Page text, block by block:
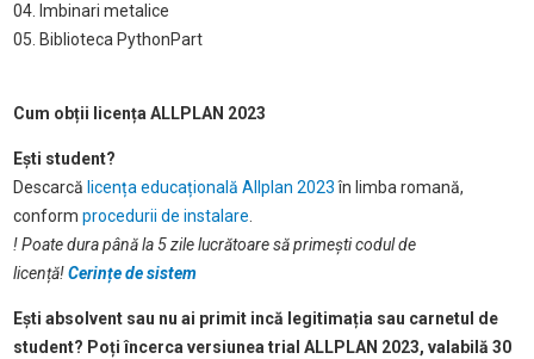
04. Imbinari metalice
05. Biblioteca PythonPart
Cum obții licența ALLPLAN 2023
Ești student?
Descarcă licența educațională Allplan 2023în limba romană,
conform procedurii de instalare
! Poate dura până la 5 zile lucrătoare să primești codul de
licență!Cerințe de sistem
Ești absolvent sau nu ai primit incă legitimația sau carnetul de
student? Poți încerca versiunea trial ALLPLAN 2023, valabilă 30